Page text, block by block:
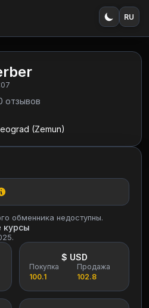
RU
отзывов
(Zemun)
обменника недоступны.
курсы
$ USD
Покупка
100.1
Продажа
102.8